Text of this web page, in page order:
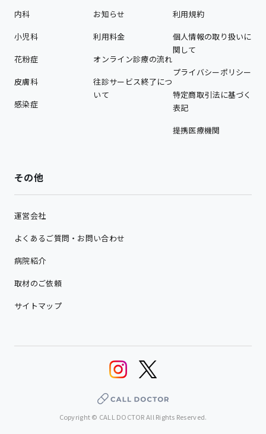
内科
小児科
花粉症
皮膚科
感染症
お知らせ
利用料金
オンライン診療の流れ
往診サービス終了につ
いて
利用規約
個人情報の取り扱いに
関して
プライバシーポリシー
特定商取引法に基づく
表記
提携医療機関
その他
運営会社
よくあるご質問・お問い合わせ
病院紹介
取材のご依頼
サイトマップ
Copyright © CALL DOCTOR All Rights Reserved.